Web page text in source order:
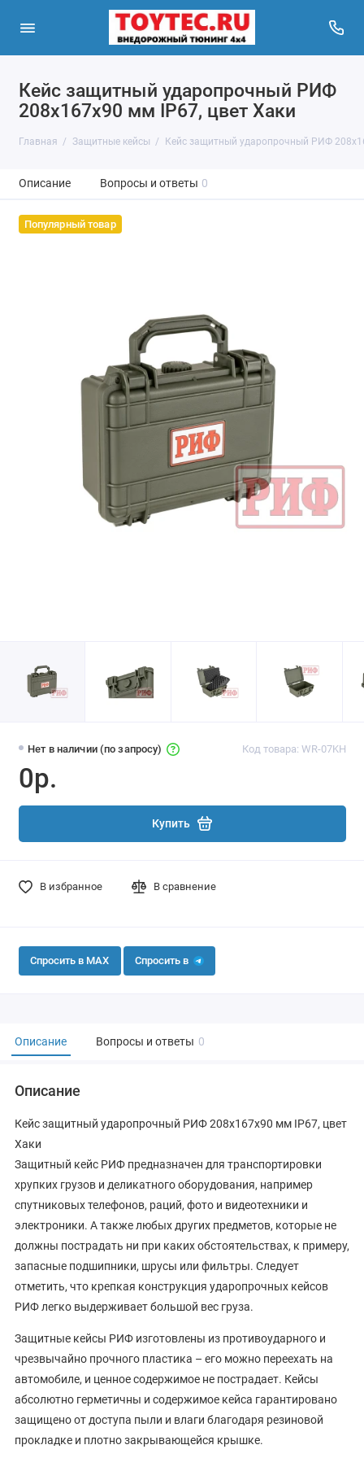
Кейс защитный ударопрочный РИФ
208х167х90 мм IP67, цвет Хаки
Главная Защитные кейсы Кейс защитный ударопрочный РИФ
Описание Вопросы и ответы 0
Популярный товар
Нет в наличии (по запросу) Код товара: WR-07KH
0р.
Купить
В избранное В сравнение
Спросить в MAX Спросить в
Описание Вопросы и ответы 0
Описание
Кейс защитный ударопрочный РИФ 208х167х90 мм IP67, цвет
Хаки
Защитный кейс РИФ предназначен для транспортировки
хрупких грузов и деликатного оборудования, например
спутниковых телефонов, раций, фото и видеотехники и
электроники. А также любых других предметов, которые не
должны пострадать ни при каких обстоятельствах, к примеру,
запасные подшипники, шрусы или фильтры. Следует
отметить, что крепкая конструкция ударопрочных кейсов
РИФ легко выдерживает большой вес груза.
Защитные кейсы РИФ изготовлены из противоударного и
чрезвычайно прочного пластика – его можно переехать на
автомобиле, и ценное содержимое не пострадает. Кейсы
абсолютно герметичны и содержимое кейса гарантировано
защищено от доступа пыли и влаги благодаря резиновой
прокладке и плотно закрывающейся крышке.